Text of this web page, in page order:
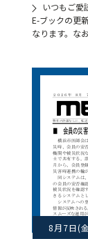
いつもご愛
E-ブックの更
なります。な
8月7日(